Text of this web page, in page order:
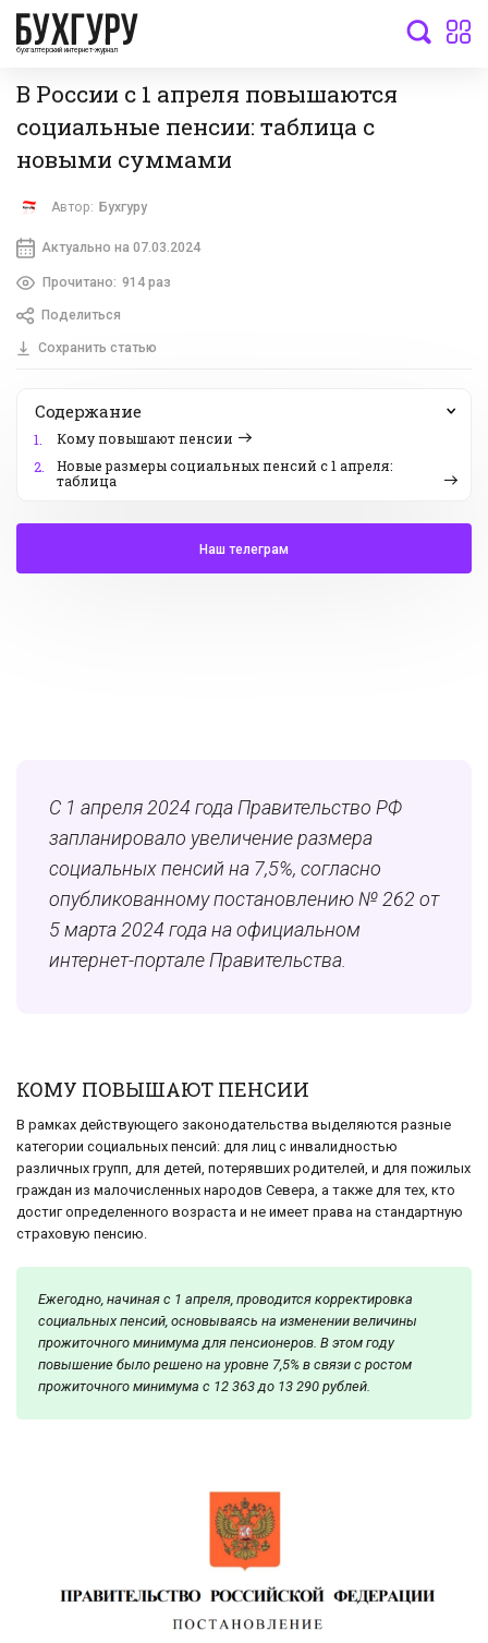
бухгалтерский интернет-журнал
В России с 1 апреля повышаются
социальные пенсии: таблица с
новыми суммами
Автор: Бухгуру
Актуально на 07.03.2024
Прочитано: 914 раз
Поделиться
Сохранить статью
Содержание
1.
Кому повышают пенсии
2.
Новые размеры социальных пенсий с 1 апреля:
таблица
Наш телеграм
С 1 апреля 2024 года Правительство РФ
запланировало увеличение размера
социальных пенсий на 7,5%, согласно
опубликованному постановлению № 262 от
5 марта 2024 года на официальном
интернет-портале Правительства.
КОМУ ПОВЫШАЮТ ПЕНСИИ
В рамках действующего законодательства выделяются разные
категории социальных пенсий: для лиц с инвалидностью
различных групп, для детей, потерявших родителей, и для пожилых
граждан из малочисленных народов Севера, а также для тех, кто
достиг определенного возраста и не имеет права на стандартную
страховую пенсию.
Ежегодно, начиная с 1 апреля, проводится корректировка
социальных пенсий, основываясь на изменении величины
прожиточного минимума для пенсионеров. В этом году
повышение было решено на уровне 7,5% в связи с ростом
прожиточного минимума с 12 363 до 13 290 рублей.